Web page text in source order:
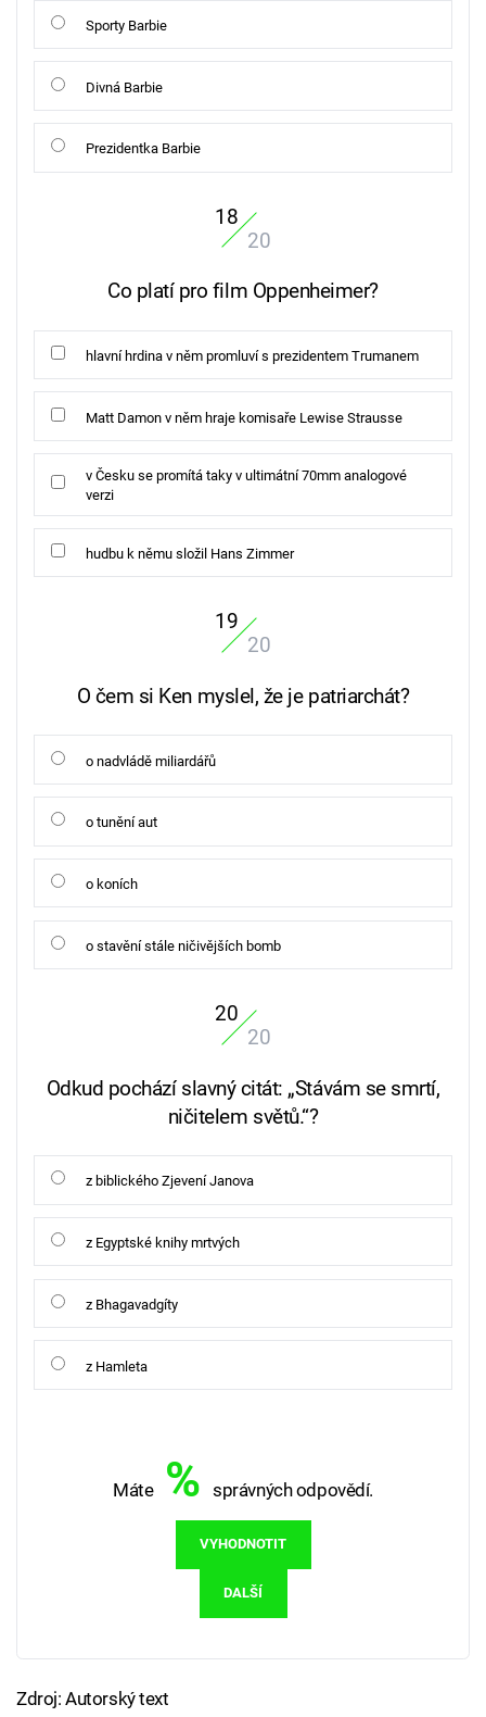
Sporty Barbie
Divná Barbie
Prezidentka Barbie
18
20
Co platí pro film Oppenheimer?
hlavní hrdina v něm promluví s prezidentem Trumanem
Matt Damon v něm hraje komisaře Lewise Strausse
v Česku se promítá taky v ultimátní 70mm analogové
verzi
hudbu k němu složil Hans Zimmer
19
20
O čem si Ken myslel, že je patriarchát?
o nadvládě miliardářů
o tunění aut
o koních
o stavění stále ničivějších bomb
20
20
Odkud pochází slavný citát: „Stávám se smrtí,
ničitelem světů.“?
z biblického Zjevení Janova
z Egyptské knihy mrtvých
z Bhagavadgíty
z Hamleta
Máte % správných odpovědí.
VYHODNOTIT
DALŠÍ
Zdroj: Autorský text